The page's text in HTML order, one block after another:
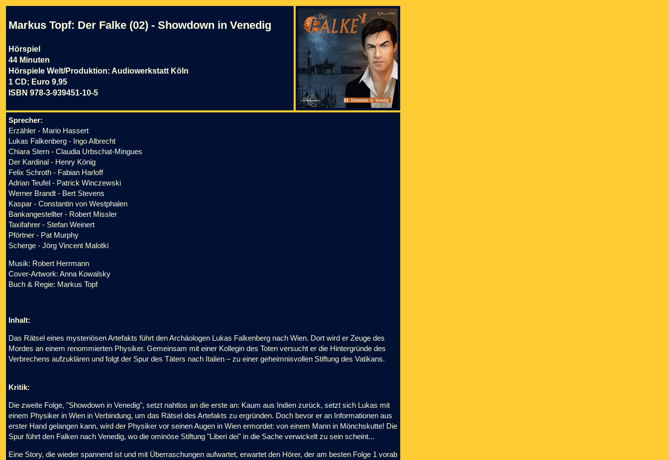
Markus Topf: Der Falke (02) - Showdown in Venedig
Hörspiel
44 Minuten
Hörspiele Welt/Produktion: Audiowerkstatt Köln
1 CD; Euro 9,95
ISBN 978-3-939451-10-5
Sprecher:
Erzähler - Mario Hassert
Lukas Falkenberg - Ingo Albrecht
Chiara Stern - Claudia Urbschat-Mingues
Der Kardinal - Henry König
Felix Schroth - Fabian Harloff
Adrian Teufel - Patrick Winczewski
Werner Brandt - Bert Stevens
Kaspar - Constantin von Westphalen
Bankangestellter - Robert Missler
Taxifahrer - Stefan Weinert
Pförtner - Pat Murphy
Scherge - Jörg Vincent Malotki
Musik: Robert Herrmann
Cover-Artwork: Anna Kowalsky
Buch & Regie: Markus Topf
Inhalt:
Das Rätsel eines mysteriösen Artefakts führt den Archäologen Lukas Falkenberg nach Wien. Dort wird er Zeuge des
Mordes an einem renommierten Physiker. Gemeinsam mit einer Kollegin des Toten versucht er die Hintergründe des
Verbrechens aufzuklären und folgt der Spur des Täters nach Italien – zu einer geheimnisvollen Stiftung des Vatikans.
Kritik:
Die zweite Folge, "Showdown in Venedig", setzt nahtlos an die erste an: Kaum aus Indien zurück, setzt sich Lukas mit
einem Physiker in Wien in Verbindung, um das Rätsel des Artefakts zu ergründen. Doch bevor er an Informationen aus
erster Hand gelangen kann, wird der Physiker vor seinen Augen in Wien ermordet: von einem Mann in Mönchskutte! Die
Spur führt den Falken nach Venedig, wo die ominöse Stiftung "Liberi dei" in die Sache verwickelt zu sein scheint...
Eine Story, die wieder spannend ist und mit Überraschungen aufwartet, erwartet den Hörer, der am besten Folge 1 vorab